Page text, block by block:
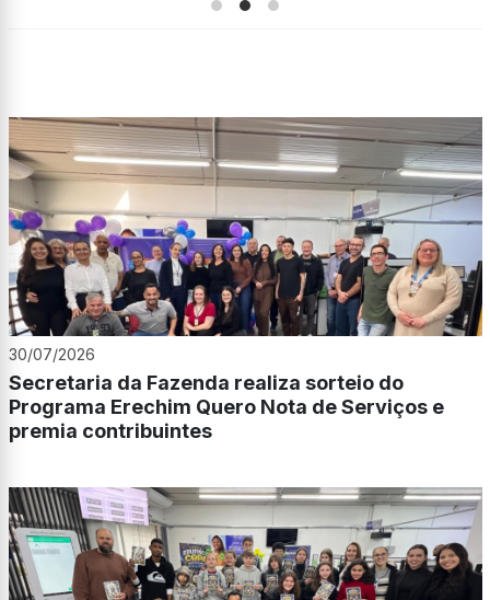
30/07/2026
Secretaria da Fazenda realiza sorteio do
Programa Erechim Quero Nota de Serviços e
premia contribuintes